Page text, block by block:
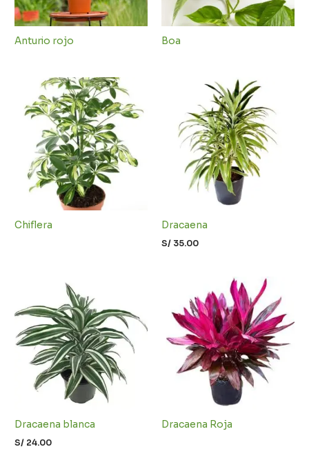
Anturio rojo Boa
Chiflera Dracaena
S/ 35.00
Dracaena blanca
S/ 24.00
Dracaena Roja